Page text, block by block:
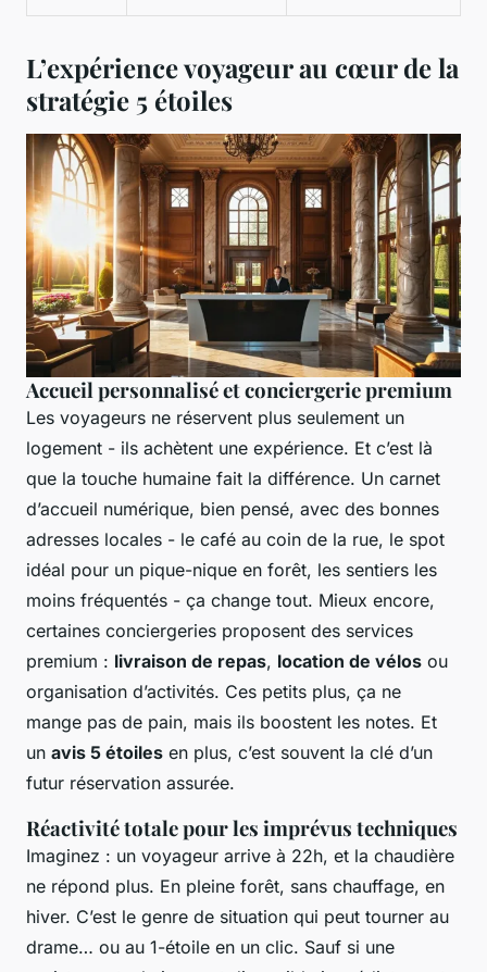
L’expérience voyageur au cœur de la
stratégie 5 étoiles
Accueil personnalisé et conciergerie premium
Les voyageurs ne réservent plus seulement un
logement - ils achètent une expérience. Et c’est là
que la touche humaine fait la différence. Un carnet
d’accueil numérique, bien pensé, avec des bonnes
adresses locales - le café au coin de la rue, le spot
idéal pour un pique-nique en forêt, les sentiers les
moins fréquentés - ça change tout. Mieux encore,
certaines conciergeries proposent des services
premium : livraison de repas, location de vélos ou
organisation d’activités. Ces petits plus, ça ne
mange pas de pain, mais ils boostent les notes. Et
un avis 5 étoiles en plus, c’est souvent la clé d’un
futur réservation assurée.
Réactivité totale pour les imprévus techniques
Imaginez : un voyageur arrive à 22h, et la chaudière
ne répond plus. En pleine forêt, sans chauffage, en
hiver. C’est le genre de situation qui peut tourner au
drame… ou au 1-étoile en un clic. Sauf si une